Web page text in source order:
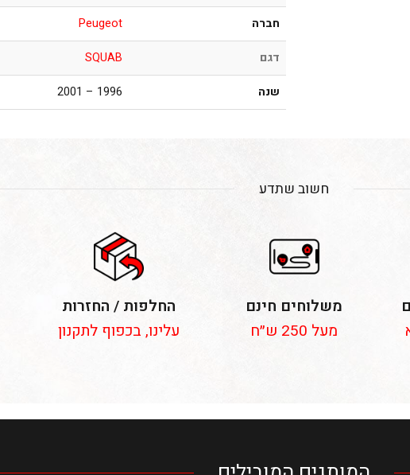
חברה Peugeot
דגם SQUAB
שנה 1996 – 2001
חשוב שתדע
משלוחים חינם
מעל 250 ש״ח
החלפות / החזרות
עלינו, בכפוף לתקנון